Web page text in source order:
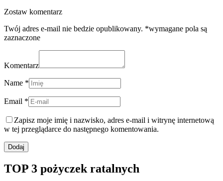
Zostaw komentarz
Twój adres e-mail nie bedzie opublikowany. *wymagane pola są
zaznaczone
Komentarz
Name *
Email *
Zapisz moje imię i nazwisko, adres e-mail i witrynę internetową
w tej przeglądarce do następnego komentowania.
TOP 3 pożyczek ratalnych